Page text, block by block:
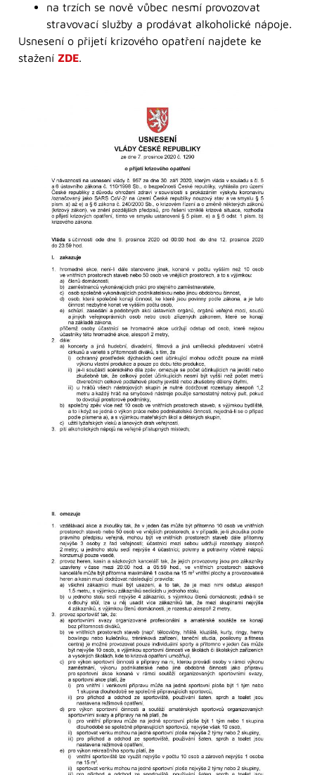
na trzích se nově vůbec nesmí provozovat
stravovací služby a prodávat alkoholické nápoje.
Usnesení o přijetí krizového opatření najdete ke
stažení ZDE.